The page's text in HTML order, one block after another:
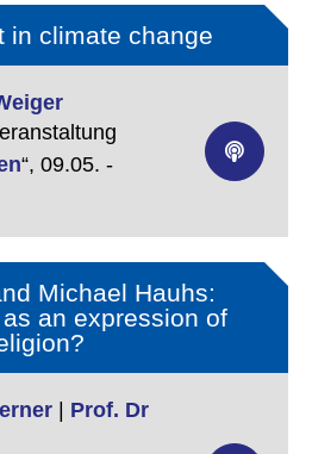
in climate change
“, 09.05. -
Michael Hauhs:
an expression of
Prof. Dr